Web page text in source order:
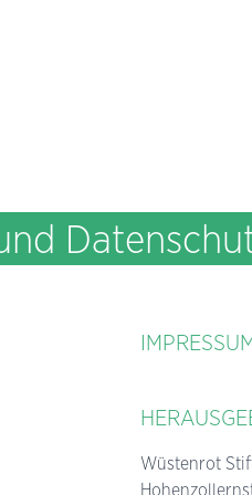
Wüstenrot